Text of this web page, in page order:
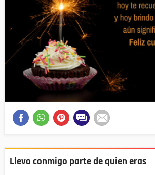
Llevo conmigo parte de quien eras